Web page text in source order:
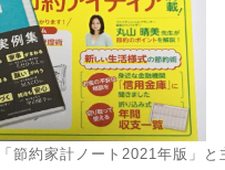
節約家計ノート2021年版」